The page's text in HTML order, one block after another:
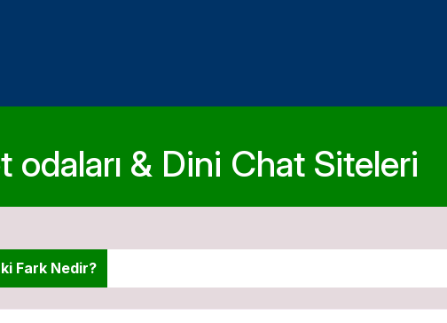
odaları & Dini Chat Siteleri
Fark Nedir?